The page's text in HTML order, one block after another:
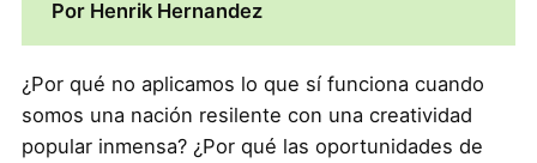
Por Henrik Hernandez
¿Por qué no aplicamos lo que sí funciona cuando
somos una nación resilente con una creatividad
popular inmensa? ¿Por qué las oportunidades de